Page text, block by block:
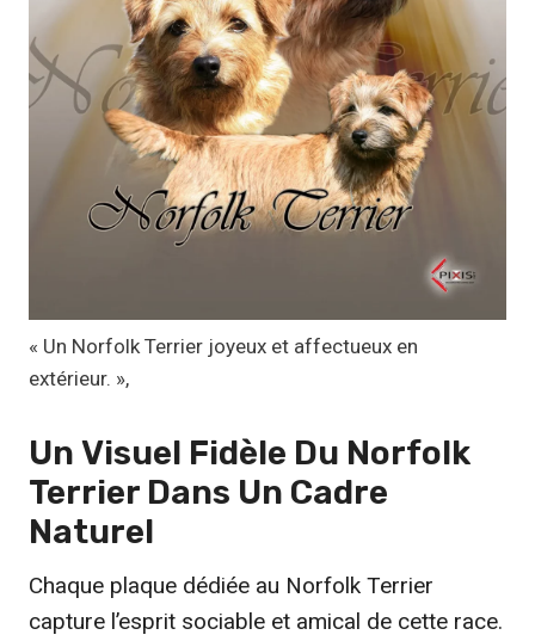
1
1
,
1
7
€
,
« Un Norfolk Terrier joyeux et affectueux en
extérieur. »,
Un Visuel Fidèle Du Norfolk
Terrier Dans Un Cadre
Naturel
Chaque plaque dédiée au Norfolk Terrier
capture l’esprit sociable et amical de cette race.